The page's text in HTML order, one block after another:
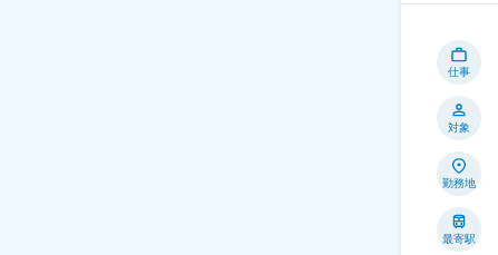
仕事
対象
勤務地
最寄駅